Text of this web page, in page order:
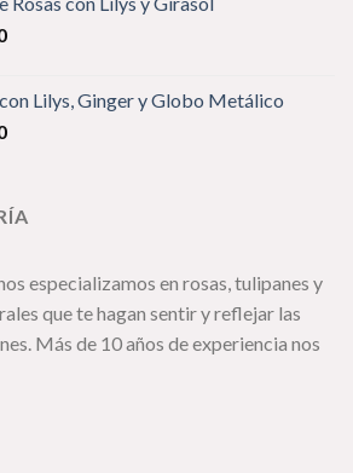
Lilys, Ginger y Globo Metálico
especializamos en rosas, tulipanes y
que te hagan sentir y reflejar las
Más de 10 años de experiencia nos